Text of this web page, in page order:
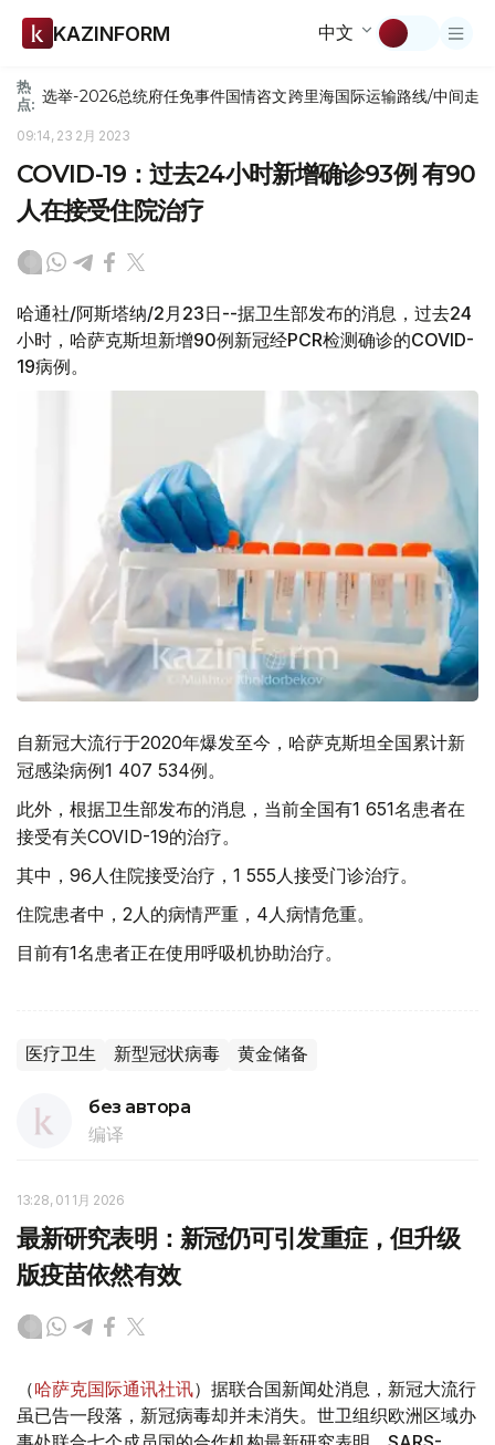
KAZINFORM 中文
热
点: 选举-2026总统府任免事件国情咨文跨里海国际运输路线/中间走廊
09:14, 23 2月 2023
COVID-19：过去24小时新增确诊93例 有90
人在接受住院治疗
哈通社/阿斯塔纳/2月23日--据卫生部发布的消息，过去24
小时，哈萨克斯坦新增90例新冠经PCR检测确诊的COVID-
19病例。
自新冠大流行于2020年爆发至今，哈萨克斯坦全国累计新
冠感染病例1 407 534例。
此外，根据卫生部发布的消息，当前全国有1 651名患者在
接受有关COVID-19的治疗。
其中，96人住院接受治疗，1 555人接受门诊治疗。
住院患者中，2人的病情严重，4人病情危重。
目前有1名患者正在使用呼吸机协助治疗。
医疗卫生 新型冠状病毒 黄金储备
без автора
编译
13:28, 01 1月 2026
最新研究表明：新冠仍可引发重症，但升级
版疫苗依然有效
（哈萨克国际通讯社讯）据联合国新闻处消息，新冠大流行
虽已告一段落，新冠病毒却并未消失。世卫组织欧洲区域办